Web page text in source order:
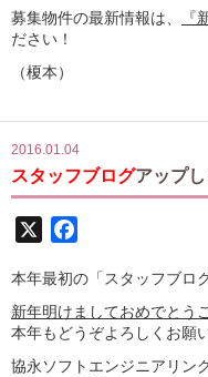
募集物件の最新情報は、 『
ださい！
（榎本）
2016.01.04
スタッフブログアップし
本年最初の「スタッフブロ
新年明けましておめでとう
本年もどうぞよろしくお願
協永ソフトエンジニアリン